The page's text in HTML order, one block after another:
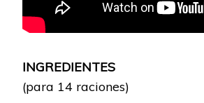
INGREDIENTES
(para 14 raciones)